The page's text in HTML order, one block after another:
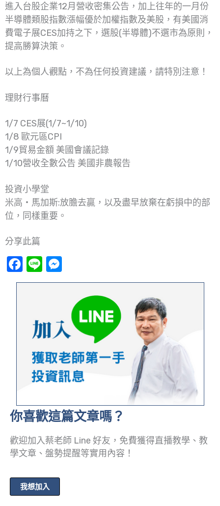
進入台股企業12月營收密集公告，加上往年的一月份
半導體類股指數漲幅優於加權指數及美股，有美國消
費電子展CES加持之下，選股(半導體)不選市為原則，
提高勝算決策。
以上為個人觀點，不為任何投資建議，請特別注意！
理財行事曆
1/7 CES展(1/7~1/10)
1/8 歐元區CPI
1/9貿易金額 美國會議記錄
1/10營收全數公告 美國非農報告
投資小學堂
米高‧馬加斯:放膽去贏，以及盡早放棄在虧損中的部
位，同樣重要。
分享此篇
Facebook
Line
你喜歡這篇文章嗎？
歡迎加入蔡老師 Line 好友，免費獲得直播教學、教
學文章、盤勢提醒等實用內容！
我想加入